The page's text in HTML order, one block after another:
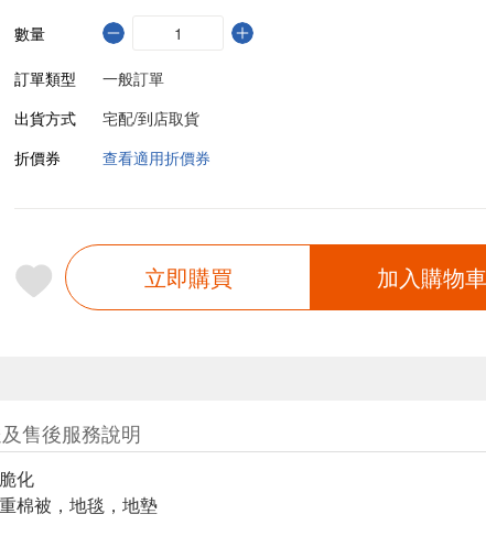
數量
訂單類型
一般訂單
出貨方式
宅配/到店取貨
折價券
查看適用折價券
立即購買 加入購物車
售後服務說明
化
棉被，地毯，地墊